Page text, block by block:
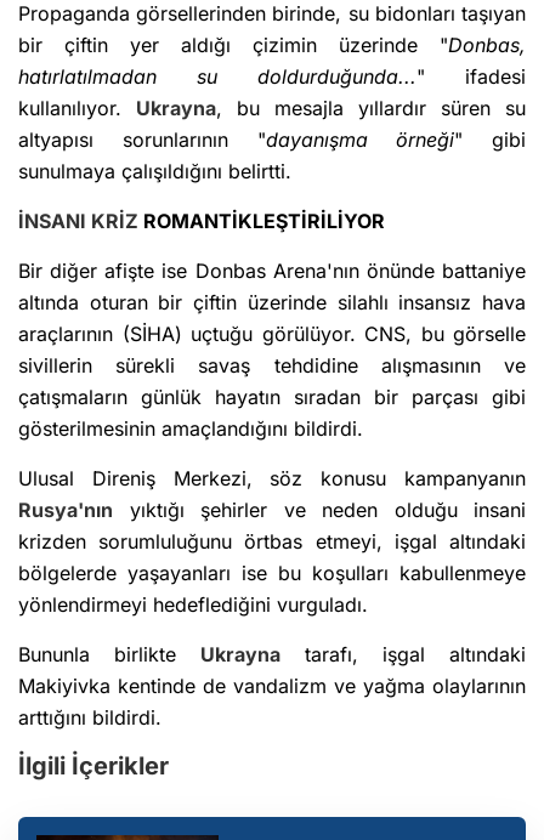
Propaganda görsellerinden birinde, su bidonları taşıyan
bir çiftin yer aldığı çizimin üzerinde "Donbas,
hatırlatılmadan su doldurduğunda..." ifadesi
kullanılıyor. Ukrayna, bu mesajla yıllardır süren su
altyapısı sorunlarının "dayanışma örneği" gibi
sunulmaya çalışıldığını belirtti.
İNSANI KRİZ ROMANTİKLEŞTİRİLİYOR
Bir diğer afişte ise Donbas Arena'nın önünde battaniye
altında oturan bir çiftin üzerinde silahlı insansız hava
araçlarının (SİHA) uçtuğu görülüyor. CNS, bu görselle
sivillerin sürekli savaş tehdidine alışmasının ve
çatışmaların günlük hayatın sıradan bir parçası gibi
gösterilmesinin amaçlandığını bildirdi.
Ulusal Direniş Merkezi, söz konusu kampanyanın
Rusya'nın yıktığı şehirler ve neden olduğu insani
krizden sorumluluğunu örtbas etmeyi, işgal altındaki
bölgelerde yaşayanları ise bu koşulları kabullenmeye
yönlendirmeyi hedeflediğini vurguladı.
Bununla birlikte Ukrayna tarafı, işgal altındaki
Makiyivka kentinde de vandalizm ve yağma olaylarının
arttığını bildirdi.
İlgili İçerikler